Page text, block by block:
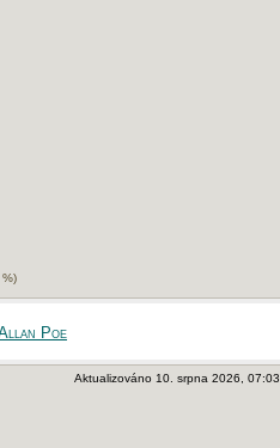
%)
Poe
Aktualizováno 10. srpna 2026, 07:03